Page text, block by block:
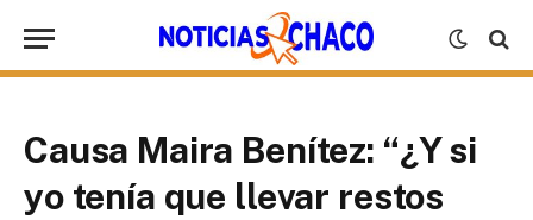
Causa Maira Benítez: “¿Y si
yo tenía que llevar restos